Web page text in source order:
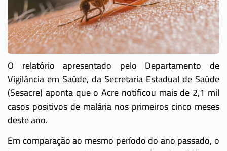
O relatório apresentado pelo Departamento de
Vigilância em Saúde, da Secretaria Estadual de Saúde
(Sesacre) aponta que o Acre notificou mais de 2,1 mil
casos positivos de malária nos primeiros cinco meses
deste ano.
Em comparação ao mesmo período do ano passado, o